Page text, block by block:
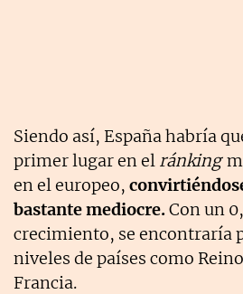
Siendo así, España habría
primer lugar en el ránking
en el europeo,
bastante mediocre.Con un
crecimiento, se encontraría
niveles de países como
Francia.